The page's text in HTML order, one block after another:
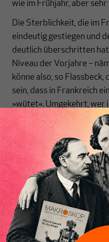
Inhaltsverzeichnis
wie im Frühjahr, aber sehr
Die Sterblichkeit, die im
eindeutig gestiegen und
deutlich überschritten
Niveau der Vorjahre –
könne also, so
sein, dass in Frankreich
»wütet«. Umgekehrt, wer
Gefahr einer
hatte, müsse sich jetzt
seien extrem hohe
Katastrophe.
Update:Emmanuel
sehen und hat wieder
beschlossen.
Desaster der